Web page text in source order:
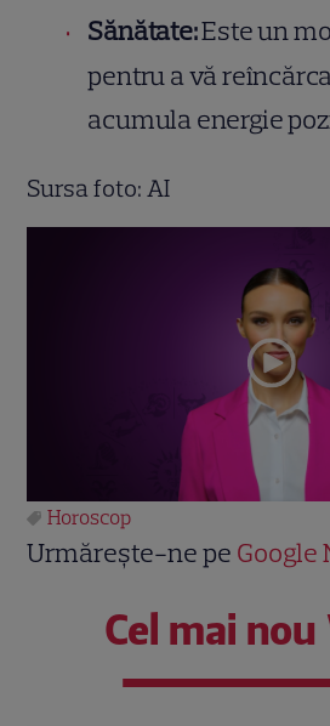
Sănătate:Este un
pentru a vă
acumula energie
Sursa foto: AI
Horoscop
Urmărește-ne pe Google
Cel mai nou